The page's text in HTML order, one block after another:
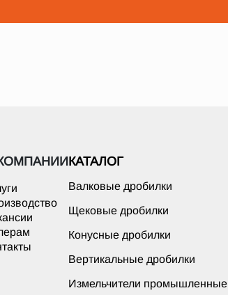
КАТАЛОГ
Валковые дробилки
Щековые дробилки
Конусные дробилки
Вертикальные дробилки
Измельчители промышленные